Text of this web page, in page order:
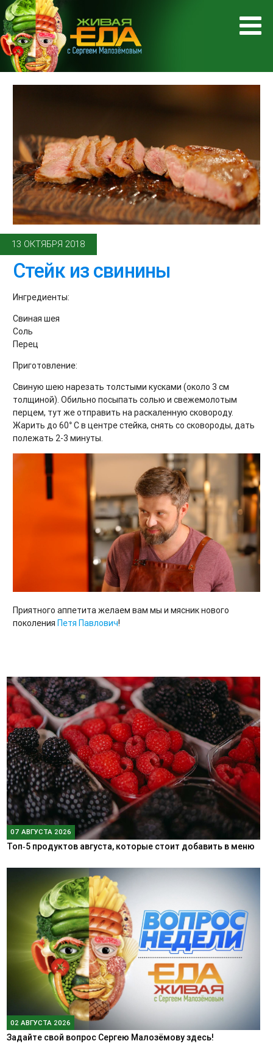
13 ОКТЯБРЯ 2018
Стейк из свинины
Ингредиенты:
Свиная шея
Соль
Перец
Приготовление:
Свиную шею нарезать толстыми кусками (около 3 см
толщиной). Обильно посыпать солью и свежемолотым
перцем, тут же отправить на раскаленную сковороду.
Жарить до 60° С в центре стейка, снять со сковороды, дать
полежать 2-3 минуты.
Приятного аппетита желаем вам мы и мясник нового
поколения Петя Павлович!
07 АВГУСТА 2026
Топ‑5 продуктов августа, которые стоит добавить в меню
02 АВГУСТА 2026
Задайте свой вопрос Сергею Малозёмову здесь!